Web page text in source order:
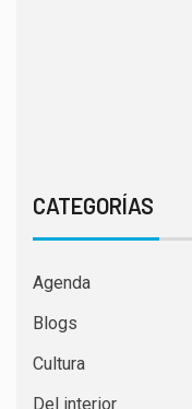
CATEGORÍAS
Agenda
Blogs
Cultura
Del interior